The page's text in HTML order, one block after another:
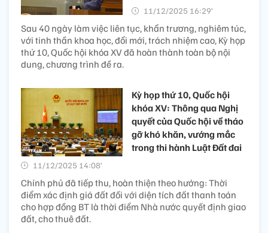
11/12/2025 16:29’
Sau 40 ngày làm việc liên tục, khẩn trương, nghiêm túc,
với tinh thần khoa học, đổi mới, trách nhiệm cao, Kỳ họp
thứ 10, Quốc hội khóa XV đã hoàn thành toàn bộ nội
dung, chương trình đề ra.
Kỳ họp thứ 10, Quốc hội
khóa XV: Thông qua Nghị
quyết của Quốc hội về tháo
gỡ khó khăn, vướng mắc
trong thi hành Luật Đất đai
11/12/2025 14:08’
Chính phủ đã tiếp thu, hoàn thiện theo hướng: Thời
điểm xác định giá đất đối với diện tích đất thanh toán
cho hợp đồng BT là thời điểm Nhà nước quyết định giao
đất, cho thuê đất.